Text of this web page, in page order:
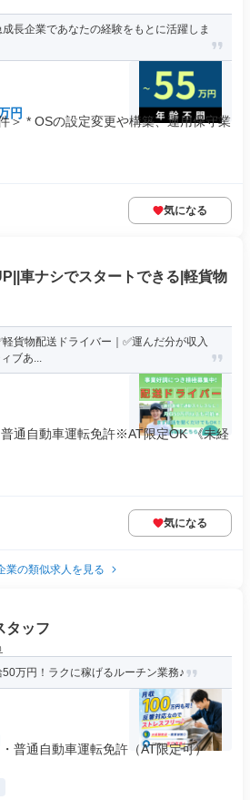
成長企業であなたの経験をもとに活躍しま
円
＞ * OSの設定変更や構築、運用保守業
気になる
車ナシでスタートできる|軽貨物
軽貨物配送ドライバー｜✅運んだ分が収入
ブあ...
通自動車運転免許※AT限定OK 《未経
気になる
業の類似求人を見る
タッフ
万円！ラクに稼げるルーチン業務♪
普通自動車運転免許（AT限定可） ・